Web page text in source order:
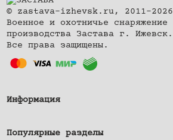
© zastava-izhevsk.ru, 2011–2026
Военное и охотничье снаряжение
производства Застава г. Ижевск.
Все права защищены.
Информация
Популярные разделы